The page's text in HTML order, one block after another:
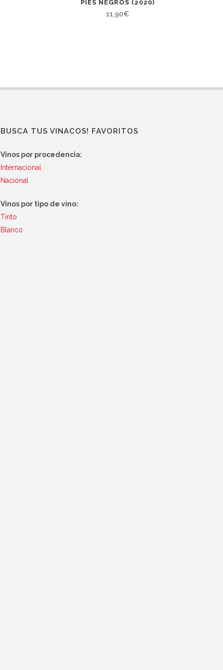
PIES NEGROS (2020)
11,90€
BUSCA TUS VINACOS! FAVORITOS
Vinos por procedencia:
Internacional
Nacional
Vinos por tipo de vino:
Tinto
Blanco